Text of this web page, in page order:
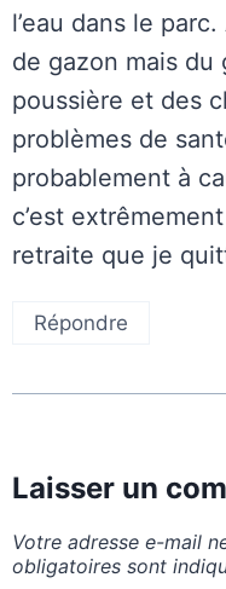
l’eau dans le
de gazon mais du
poussière et des
problèmes de
probablement à
c’est
retraite que je
Répondre
Laisser un
Votre adresse e-mail
obligatoires sont